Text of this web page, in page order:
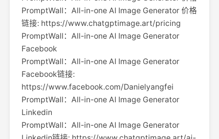
PromptWall：All-in-one AI Image Generator 价格
链接: https://www.chatgptimage.art/pricing
PromptWall：All-in-one AI Image Generator
Facebook
PromptWall：All-in-one AI Image Generator
Facebook链接:
https://www.facebook.com/Danielyangfei
PromptWall：All-in-one AI Image Generator
Linkedin
PromptWall：All-in-one AI Image Generator